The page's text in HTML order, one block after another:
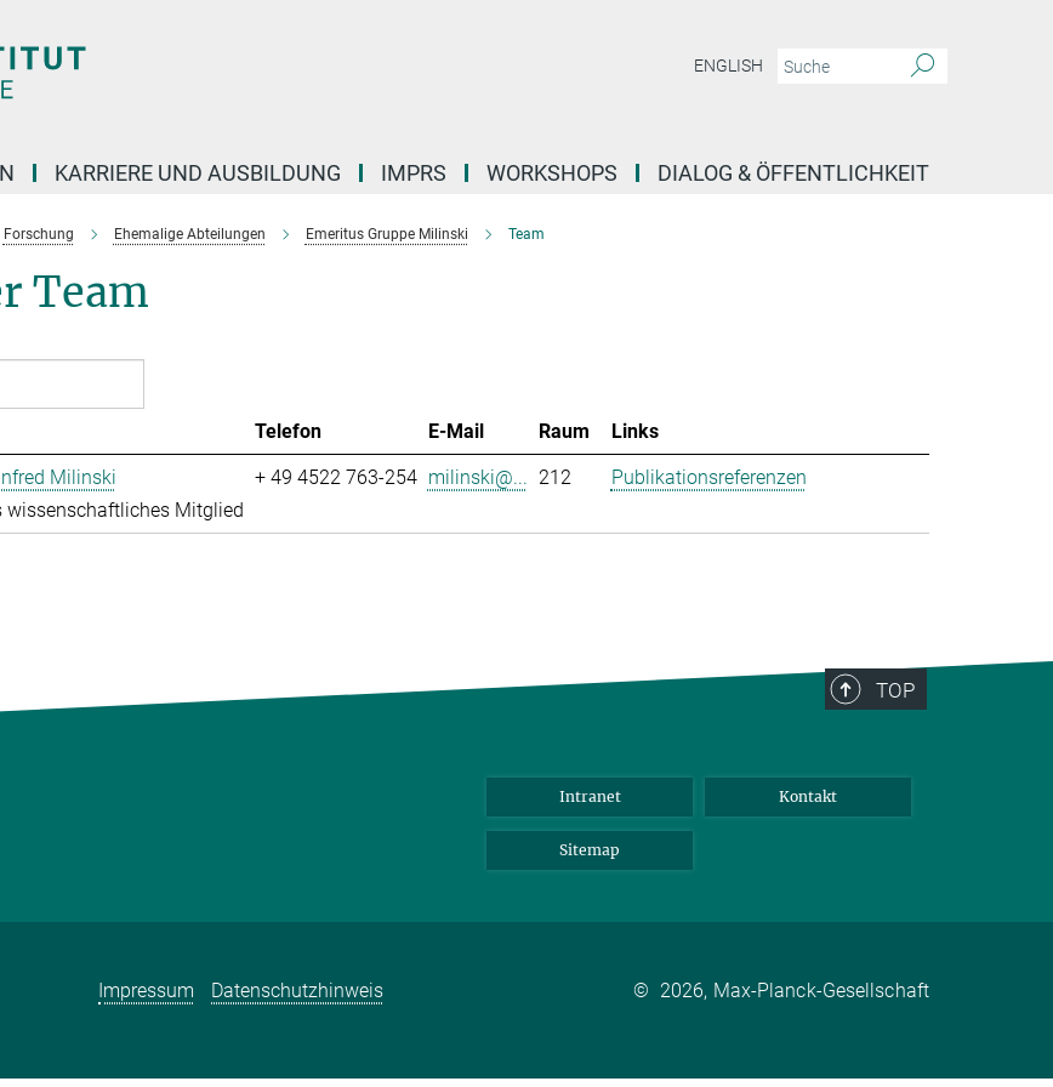
ENGLISH
KARRIERE UND AUSBILDUNG IMPRS WORKSHOPS DIALOG & ÖFFENTLICHKEIT
Forschung Ehemalige Abteilungen Emeritus Gruppe Milinski Team
Team
Telefon E-Mail Raum
Links
Milinski
wissenschaftliches Mitglied
+ 49 4522 763-254 milinski@... 212 Publikationsreferenzen
TOP
Intranet Kontakt
Sitemap
Impressum Datenschutzhinweis © 2026, Max-Planck-Gesellschaft